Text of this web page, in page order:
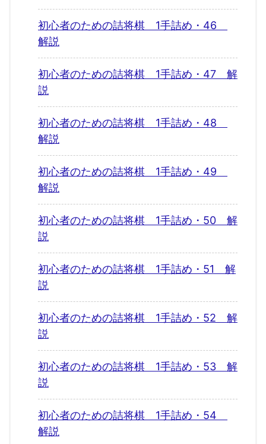
初心者のための詰将棋 1手詰め・46
解説
初心者のための詰将棋 1手詰め・47 解
説
初心者のための詰将棋 1手詰め・48
解説
初心者のための詰将棋 1手詰め・49
解説
初心者のための詰将棋 1手詰め・50 解
説
初心者のための詰将棋 1手詰め・51 解
説
初心者のための詰将棋 1手詰め・52 解
説
初心者のための詰将棋 1手詰め・53 解
説
初心者のための詰将棋 1手詰め・54
解説